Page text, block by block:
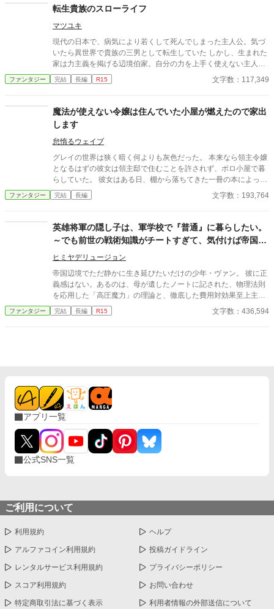
転生貴族のスローライフ
マツユキ
現代の日本で、病気により若くして死んでしまった主人公。気づ
いたら異世界で貴族の三男として転生していた しかし、生まれた
家は力主義を掲げる辺境伯家。自分の力を上手く使えない主人公
は、追放されてしまう事に。しかも、追放先は誰も足を踏み入れ
ようとはしない場所だった これは、転生者である主人公が最凶の
更新したいと思っています。連日更新をする場合もありますの
で、よろしくお願いします
ファンタジー 完結 長編 R15 文字数：117,349
魔法が使えない令嬢は住んでいた小屋が燃えたので家出
します
怠惰るウェイブ
グレイの世界は狭く暗く何よりも灰色だった。 本来なら領主令嬢
となるはずの彼女は領主邸で住むことを許されず、ボロ小屋で暮
らしていた。 彼女はある日、棚から落ちてきた一冊の本によって
人生が変わることになる。 世界が色づき始めた頃、ある事件をき
っかけに少女は旅をすることにした。 喋ることのできないグレイ
ファンタジー 完結 長編 文字数：193,764
英雄将軍の隠し子は、軍学校で『普通』に暮らしたい。
～でも前世の戦術知識がチートすぎて、気付けば帝国の
影の支配者になっていました～
ヒミヤデリュージョン
帝国辺境でただ静かに生き延びたいだけの少年・ヴァン。 彼に正
義感はない。あるのは、母が遺したノートに記された、物理法則
を応用した「高圧魔力」の理論と、徹底した費用対効果至上主義
だけだ。 敵国三千の精鋭が灰燼城に迫る絶望的状況。ヴァンは剣
を振るわず、心理戦と補給線攪乱だけで、たった三日で敵軍を撤
とのない父・帝国大元帥のいる帝都の闇へと踏み込んでいく。 正
義も英雄も、損をするなら意味がない。合理主義が英雄譚を侵食
していく、反英雄ミリタリー学園ファンタジー。
ファンタジー 完結 長編 R15 文字数：436,594
アプリ一覧
公式SNS一覧
ご利用について
利用規約 ヘルプ
アルファコイン利用規約 投稿ガイドライン
レンタルサービス利用規約 プライバシーポリシー
スコア利用規約 お問い合わせ
特定商取引法に基づく表示 利用者情報の外部送信について